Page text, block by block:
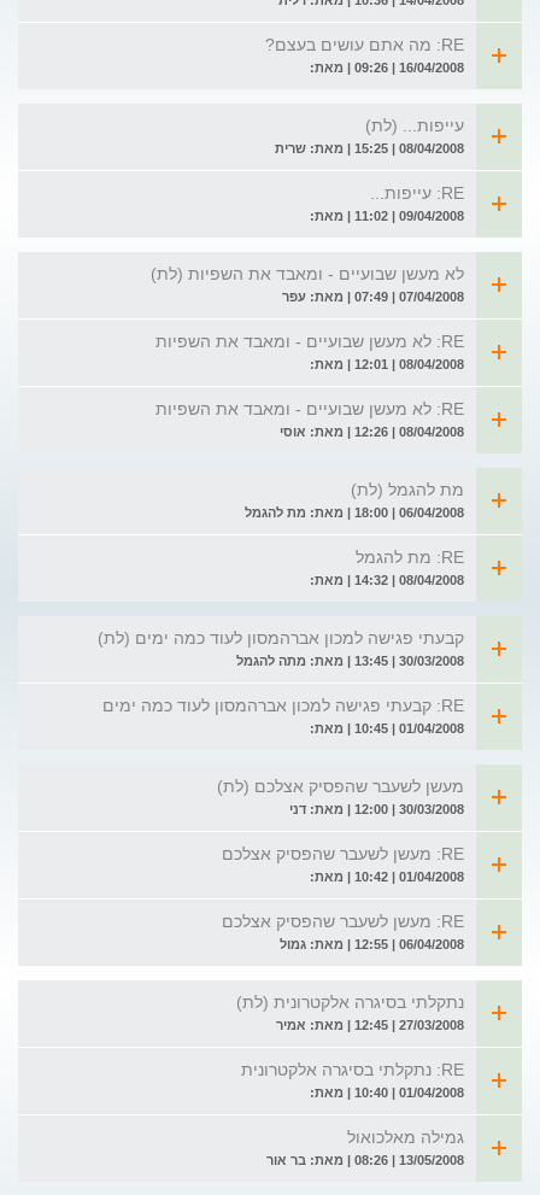
RE: מה אתם עושים בעצם?
16/04/2008 | 09:26 | מאת:
עייפות... (לת)
08/04/2008 | 15:25 | מאת: שרית
RE: עייפות...
09/04/2008 | 11:02 | מאת:
לא מעשן שבועיים - ומאבד את השפיות (לת)
07/04/2008 | 07:49 | מאת: עפר
RE: לא מעשן שבועיים - ומאבד את השפיות
08/04/2008 | 12:01 | מאת:
RE: לא מעשן שבועיים - ומאבד את השפיות
08/04/2008 | 12:26 | מאת: אוסי
מת להגמל (לת)
06/04/2008 | 18:00 | מאת: מת להגמל
RE: מת להגמל
08/04/2008 | 14:32 | מאת:
קבעתי פגישה למכון אברהמסון לעוד כמה ימים (לת)
30/03/2008 | 13:45 | מאת: מתה להגמל
RE: קבעתי פגישה למכון אברהמסון לעוד כמה ימים
01/04/2008 | 10:45 | מאת:
מעשן לשעבר שהפסיק אצלכם (לת)
30/03/2008 | 12:00 | מאת: דני
RE: מעשן לשעבר שהפסיק אצלכם
01/04/2008 | 10:42 | מאת:
RE: מעשן לשעבר שהפסיק אצלכם
06/04/2008 | 12:55 | מאת: גמול
נתקלתי בסיגרה אלקטרונית (לת)
27/03/2008 | 12:45 | מאת: אמיר
RE: נתקלתי בסיגרה אלקטרונית
01/04/2008 | 10:40 | מאת:
גמילה מאלכואול
13/05/2008 | 08:26 | מאת: בר אור